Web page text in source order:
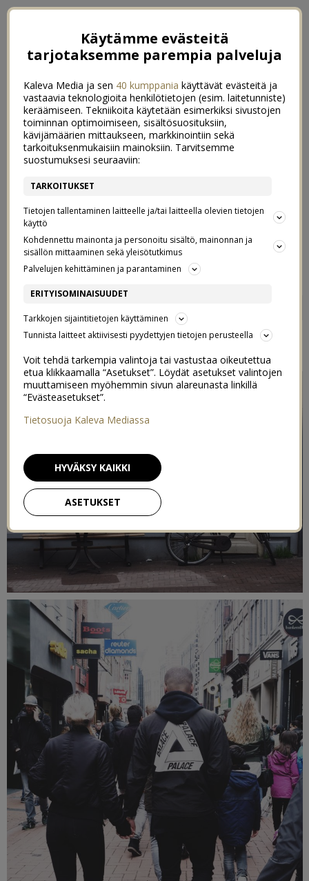
KIITOS UUTTA PYÖRÄÄ HANKKIMASSA
TWISTED CITY – TUNNELMIA
AMSTERDAMISTA
Käytämme evästeitä
tarjotaksemme parempia palveluja
Kaleva Media ja sen 40 kumppania käyttävät evästeitä ja
vastaavia teknologioita henkilötietojen (esim. laitetunniste)
keräämiseen. Tekniikoita käytetään esimerkiksi sivustojen
toiminnan optimoimiseen, sisältösuosituksiin,
kävijämäärien mittaukseen, markkinointiin sekä
tarkoituksenmukaisiin mainoksiin. Tarvitsemme
suostumuksesi seuraaviin:
TARKOITUKSET
Tietojen tallentaminen laitteelle ja/tai laitteella olevien tietojen
käyttö
Kohdennettu mainonta ja personoitu sisältö, mainonnan ja
sisällön mittaaminen sekä yleisötutkimus
Palvelujen kehittäminen ja parantaminen
ERITYISOMINAISUUDET
Tarkkojen sijaintitietojen käyttäminen
Tunnista laitteet aktiivisesti pyydettyjen tietojen perusteella
Voit tehdä tarkempia valintoja tai vastustaa oikeutettua
etua klikkaamalla “Asetukset”. Löydät asetukset valintojen
muuttamiseen myöhemmin sivun alareunasta linkillä
“Evästeasetukset”.
Tietosuoja Kaleva Mediassa
ASETUKSET
HYVÄKSY KAIKKI